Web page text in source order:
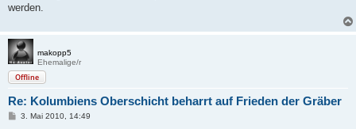
werden.
makopp5
Ehemalige/r
Offline
Re: Kolumbiens Oberschicht beharrt auf Frieden der Gräber
B3. Mai 2010, 14:49